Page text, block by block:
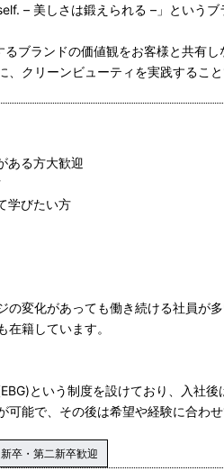
– 美しさは鍛えられる –」という
るブランドの価値観をお客様と共有
、クリーンビューティを実践するこ
ある方大歓迎
学びたい方
の変化があっても働き続ける社員が
籍しています。
という制度を設けており、入社
可能で、その後は希望や経験に合わ
新卒・第二新卒歓迎